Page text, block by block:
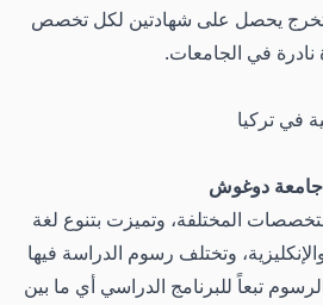
يحصل على شهادتين لكل تخصص
في الجامعات.
في تركيا
دوغوش
المختلفة، وتميزت بتنوع لغة
وتختلف رسوم الدراسة فيها
تبعاً للبرنامج الدراسي أي ما بين